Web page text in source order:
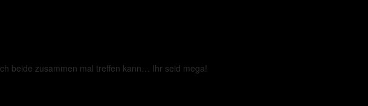
beide zusammen mal treffen kann… Ihr seid mega!